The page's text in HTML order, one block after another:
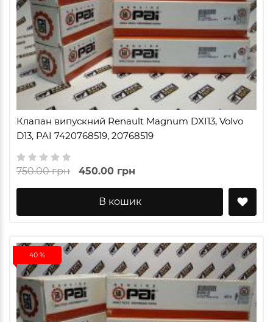
Клапан випускний Renault Magnum DXI13, Volvo
D13, PAI 7420768519, 20768519
750.00 грн 450.00 грн
В кошик
40 %